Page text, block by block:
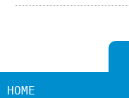
HOME